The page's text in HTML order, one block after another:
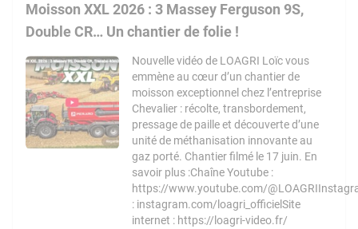
Moisson XXL 2026 : 3 Massey Ferguson 9S,
Double CR… Un chantier de folie !
Nouvelle vidéo de LOAGRI Loïc vous
emmène au cœur d’un chantier de
moisson exceptionnel chez l’entreprise
Chevalier : récolte, transbordement,
pressage de paille et découverte d’une
unité de méthanisation innovante au
gaz porté. Chantier filmé le 17 juin. En
savoir plus :Chaîne Youtube :
https://www.youtube.com/
: instagram.com/loagri_officielSite
internet : https://loagri-video.fr/